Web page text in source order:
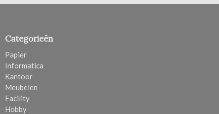
Categorieën
Papier
Informatica
Kantoor
Meubelen
Facility
Hobby